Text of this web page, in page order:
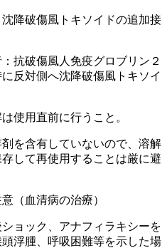
降破傷風トキソイドの追加接
抗破傷風人免疫グロブリン２
反対側へ沈降破傷風トキソイ
使用直前に行うこと。
を含有していないので、溶解
して再使用することは厳に避
（血清病の治療）
ョック、アナフィラキシーを
浮腫、呼吸困難等を示した場